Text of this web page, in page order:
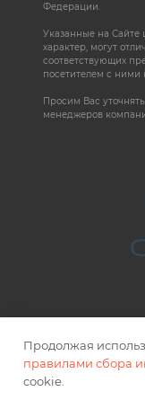
Федерации.
Указанные на
характер, могут
соответствующих
посетителем с ними
Просим Вас
менеджеров
Продолжая
правилами сбора
cookie.